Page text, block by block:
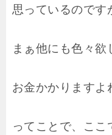
思っているのです
まぁ他にも色々欲
お金かかります
ってことで、こ